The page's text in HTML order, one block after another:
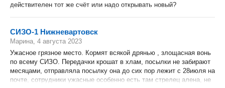
действителен тот же счёт или надо открывать новый?
СИЗО-1 Нижневартовск
Марина, 4 августа 2023
Ужасное грязное место. Кормят всякой дрянью , злощасная вонь
по всему СИЗО. Передачки крошат в хлам, посылки не забирают
месяцами, отправляла посылку она до сих пор лежит с 28июля на
почте, сотрудники ужасные особенно есть там стрелец алена, не